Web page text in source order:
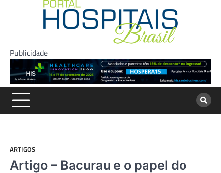
Publicidade
ARTIGOS
Artigo – Bacurau e o papel do